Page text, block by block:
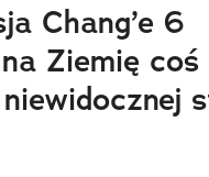
Chang’e 6
Ziemię coś